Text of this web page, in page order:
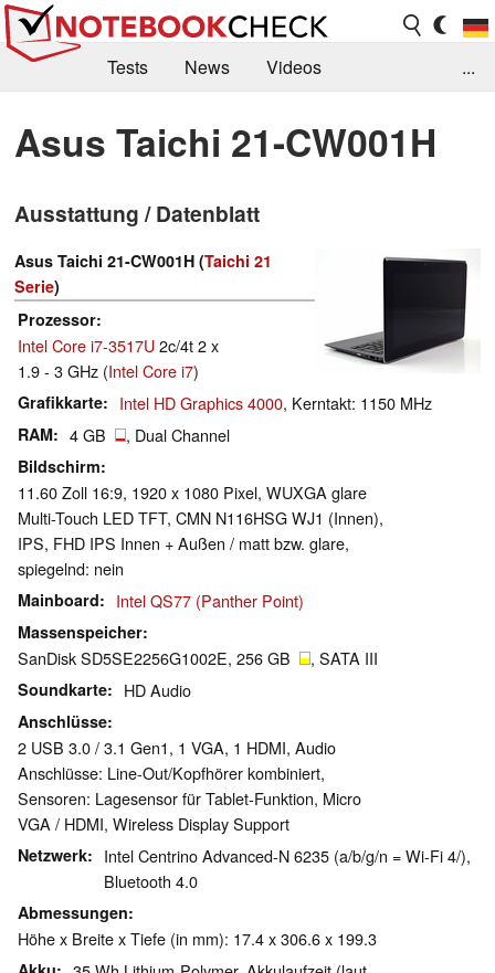
Tests News
Videos
Kaufberatung
Deals Suche
Jobs
Forum
...
Asus Taichi 21-CW001H
Ausstattung / Datenblatt
Asus Taichi 21-CW001H (Taichi 21
Serie)
Prozessor
Intel Core i7-3517U2c/4t 2 x
1.9 - 3 GHz (Intel Core i7)
Grafikkarte Intel HD Graphics 4000, Kerntakt: 1150 MHz
RAM 4 GB , Dual Channel
Bildschirm
11.60 Zoll 16:9, 1920 x 1080 Pixel, WUXGA glare
Multi-Touch LED TFT, CMN N116HSG WJ1 (Innen),
IPS, FHD IPS Innen + Außen / matt bzw. glare,
spiegelnd: nein
Mainboard Intel QS77 (Panther Point)
Massenspeicher
SanDisk SD5SE2256G1002E, 256 GB , SATA III
Soundkarte HD Audio
Anschlüsse
2 USB 3.0 / 3.1 Gen1, 1 VGA, 1 HDMI, Audio
Anschlüsse: Line-Out/Kopfhörer kombiniert,
Sensoren: Lagesensor für Tablet-Funktion, Micro
VGA / HDMI, Wireless Display Support
Netzwerk
Intel Centrino Advanced-N 6235 (a/b/g/n = Wi-Fi 4/),
Bluetooth 4.0
Abmessungen
Höhe x Breite x Tiefe (in mm): 17.4 x 306.6 x 199.3